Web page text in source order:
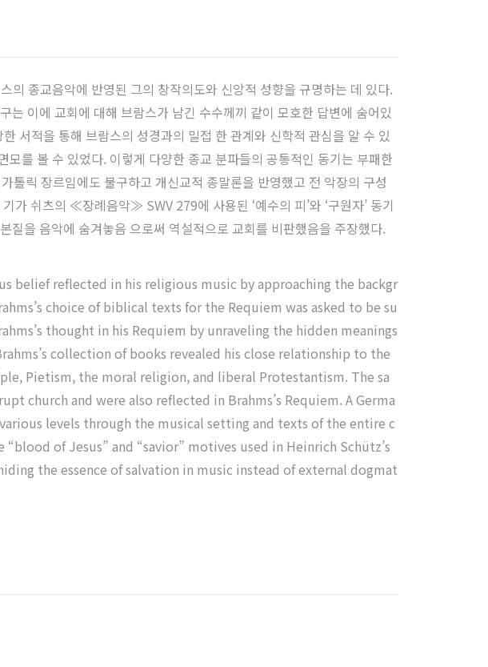
종교음악에 반영된 그의 창작의도와 신앙적 성향을 규명하는 데 있다.
이에 교회에 대해 브람스가 남긴 수수께끼 같이 모호한 답변에 숨어있
서적을 통해 브람스의 성경과의 밀접 한 관계와 신학적 관심을 알 수 있
를 볼 수 있었다. 이렇게 다양한 종교 분파들의 공통적인 동기는 부패한
릭 장르임에도 불구하고 개신교적 종말론을 반영했고 전 악장의 구성
가 쉬츠의 ≪장례음악≫ SWV 279에 사용된 ‘예수의 피’와 ‘구원자’ 동기
질을 음악에 숨겨놓음 으로써 역설적으로 교회를 비판했음을 주장했다.
belief reflected in his religious music by approaching the backgr
choice of biblical texts for the Requiem was asked to be su
thought in his Requiem by unraveling the hidden meanings
collection of books revealed his close relationship to the
Pietism, the moral religion, and liberal Protestantism. The sa
and were also reflected in Brahms’s Requiem. A Germa
levels through the musical setting and texts of the entire c
of Jesus” and “savior” motives used in Heinrich Schütz’s
the essence of salvation in music instead of external dogmat